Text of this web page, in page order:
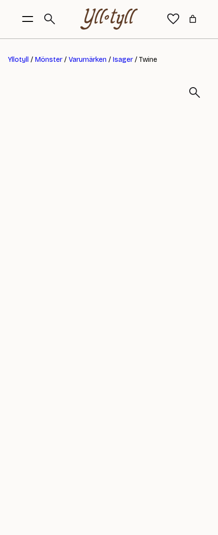
Yllotyll / Mönster/ Varumärken / Isager/ Twine